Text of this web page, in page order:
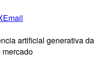
Email
artificial generativa da
mercado